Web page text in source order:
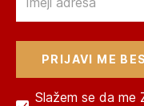
Slažem se da me